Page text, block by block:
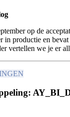
op de
in productie en bevat
vertellen we je er